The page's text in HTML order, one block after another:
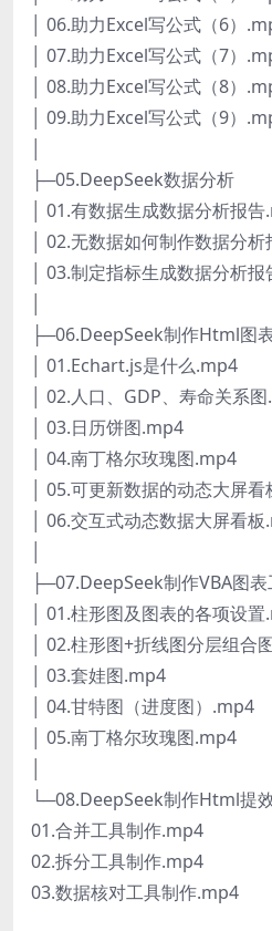
│ 06.助力Excel写公式（6）
│ 07.助力Excel写公式（7）
│ 08.助力Excel写公式（8）
│ 09.助力Excel写公式（9）
├─05.DeepSeek数据分析
│ 01.有数据生成数据分析报
│ 02.无数据如何制作数据分
│ 03.制定指标生成数据分析
├─06.DeepSeek制作Html图
│ 01.Echart.js是什么.mp4
│ 02.人口、GDP、寿命关系
│ 03.日历饼图.mp4
│ 04.南丁格尔玫瑰图.mp4
│ 05.可更新数据的动态大屏
│ 06.交互式动态数据大屏看
├─07.DeepSeek制作VBA图
│ 01.柱形图及图表的各项设
│ 02.柱形图+折线图分层组合
│ 03.套娃图.mp4
│ 04.甘特图（进度图）.mp4
│ 05.南丁格尔玫瑰图.mp4
└─08.DeepSeek制作Html提
01.合并工具制作.mp4
02.拆分工具制作.mp4
03.数据核对工具制作.mp4